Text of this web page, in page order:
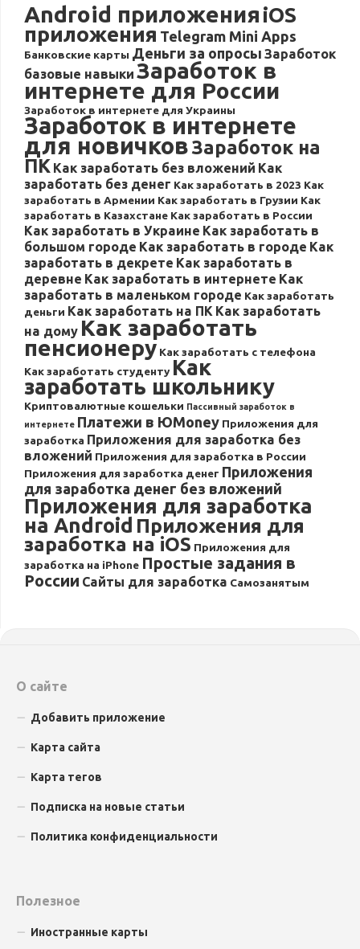
Android приложения iOS
приложения Telegram Mini Apps
Банковские карты Деньги за опросы Заработок
базовые навыки Заработок в
интернете для России
Заработок в интернете для Украины
Заработок в интернете
для новичковЗаработок на
ПК Как заработать без вложений Как
заработать без денег Как заработать в 2023 Как
заработать в Армении Как заработать в Грузии Как
заработать в Казахстане Как заработать в России
Как заработать в Украине Как заработать в
большом городе Как заработать в городе Как
заработать в декрете Как заработать в
деревне Как заработать в интернете Как
заработать в маленьком городе Как заработать
деньги Как заработать на ПК Как заработать
на дому Как заработать
пенсионеру Как заработать с телефона
Как заработать студенту Как
заработать школьнику
Криптовалютные кошельки Пассивный заработок в
интернете Платежи в ЮMoney Приложения для
заработка Приложения для заработка без
вложений Приложения для заработка в России
Приложения для заработка денег Приложения
для заработка денег без вложений
Приложения для заработка
на Android Приложения для
заработка на iOS Приложения для
заработка на iPhone Простые задания в
России Сайты для заработка Самозанятым
О сайте
Добавить приложение
Карта сайта
Карта тегов
Подписка на новые статьи
Политика конфиденциальности
Полезное
Иностранные карты